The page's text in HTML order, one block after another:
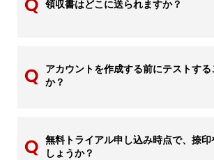
領収書はどこに送られますか？
アカウントを作成する前にテストす
か？
無料トライアル申し込み時点で、捺
しょうか？